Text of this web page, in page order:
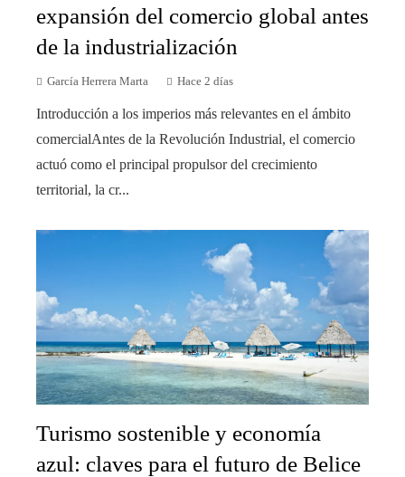
expansión del comercio global antes
de la industrialización
García Herrera Marta Hace 2 días
Introducción a los imperios más relevantes en el ámbito
comercialAntes de la Revolución Industrial, el comercio
actuó como el principal propulsor del crecimiento
territorial, la cr...
Turismo sostenible y economía
azul: claves para el futuro de Belice